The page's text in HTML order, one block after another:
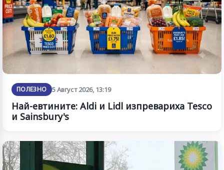
ПОЛЕЗНО 5 Август 2026, 13:19
Най-евтините: Aldi и Lidl изпревариха Tesco
и Sainsbury's